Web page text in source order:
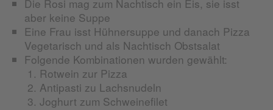
Die Rosi mag zum Nachtisch ein Eis, sie isst
aber keine Suppe
Eine Frau isst Hühnersuppe und danach Pizza
Vegetarisch und als Nachtisch Obstsalat
Folgende Kombinationen wurden gewählt:
Rotwein zur Pizza
Antipasti zu Lachsnudeln
Joghurt zum Schweinefilet